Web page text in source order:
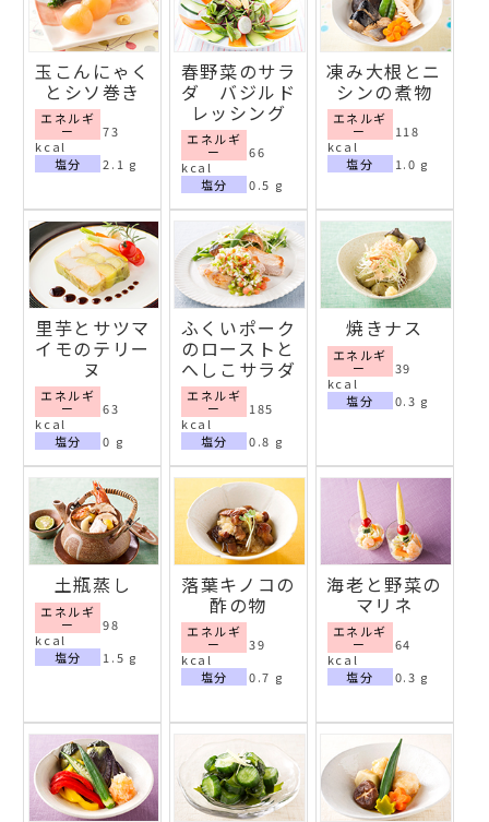
玉こんにゃく
とシソ巻き
エネルギ
ー
73
kcal
塩分
2.1 g
春野菜のサラ
ダ バジルド
レッシング
エネルギ
ー
66
kcal
塩分
0.5 g
凍み大根とニ
シンの煮物
エネルギ
ー
118
kcal
塩分
1.0 g
里芋とサツマ
イモのテリー
ヌ
エネルギ
ー
63
kcal
塩分
0 g
ふくいポーク
のローストと
へしこサラダ
エネルギ
ー
185
kcal
塩分
0.8 g
焼きナス
エネルギ
ー
39
kcal
塩分
0.3 g
土瓶蒸し
エネルギ
ー
98
kcal
塩分
1.5 g
落葉キノコの
酢の物
エネルギ
ー
39
kcal
塩分
0.7 g
海老と野菜の
マリネ
エネルギ
ー
64
kcal
塩分
0.3 g